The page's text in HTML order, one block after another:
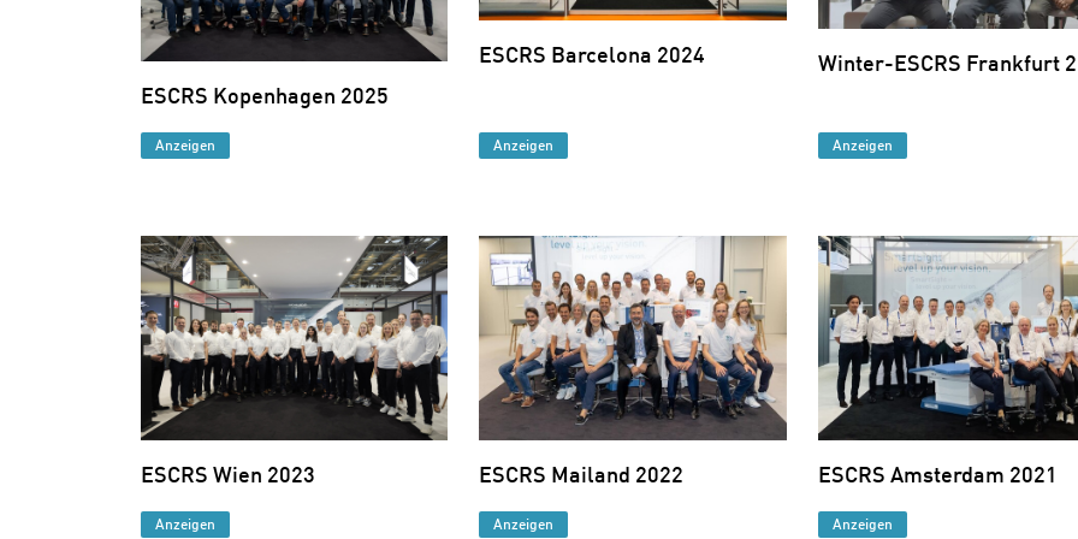
ESCRS Kopenhagen 2025
Anzeigen
ESCRS Barcelona 2024
Anzeigen
Winter-ESCRS Frankfurt
Anzeigen
ESCRS Wien 2023
Anzeigen
ESCRS Mailand 2022
Anzeigen
ESCRS Amsterdam 2021
Anzeigen